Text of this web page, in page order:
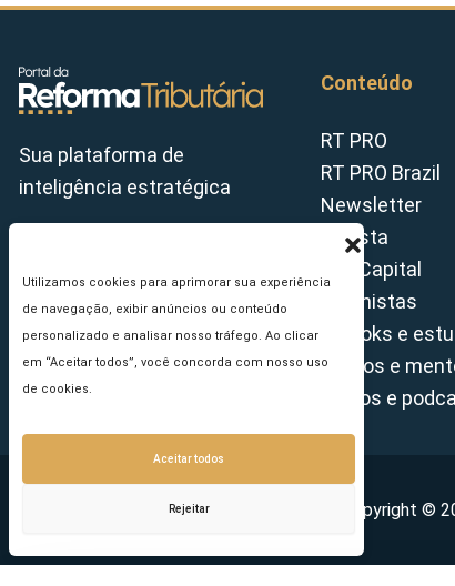
Utilizamos cookies para aprimorar sua experiência
de navegação, exibir anúncios ou conteúdo
personalizado e analisar nosso tráfego. Ao clicar
em “Aceitar todos”, você concorda com nosso uso
de cookies.
Aceitar todos
Rejeitar
Sua plataforma de
inteligência estratégica
Conteúdo
RT PRO
RT PRO Brazil
Newsletter
Revista
Tax Capital
Colunistas
E-books e
Cursos e
Vídeos e
Copyright ©